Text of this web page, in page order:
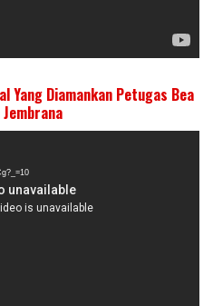
Yang Diamankan Petugas Bea